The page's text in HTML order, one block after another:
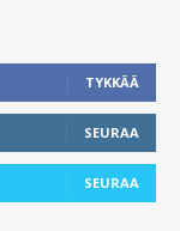
TYKKÄÄ
SEURAA
SEURAA